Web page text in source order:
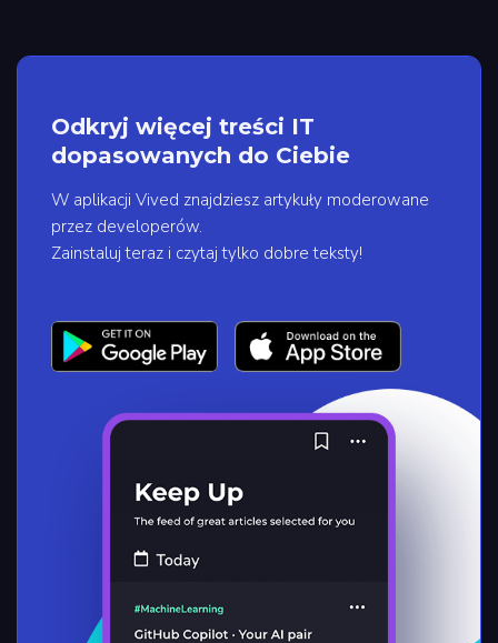
Odkryj więcej treści IT
dopasowanych do Ciebie
W aplikacji Vived znajdziesz artykuły moderowane
przez developerów.
Zainstaluj teraz i czytaj tylko dobre teksty!